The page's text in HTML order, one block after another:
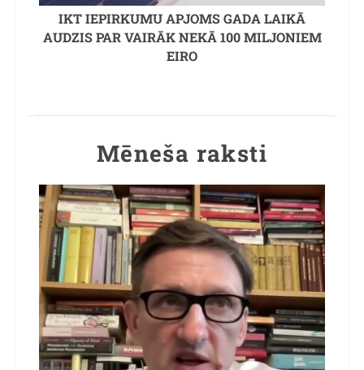
IKT IEPIRKUMU APJOMS GADA LAIKĀ
AUDZIS PAR VAIRĀK NEKĀ 100 MILJONIEM
EIRO
Mēneša raksti